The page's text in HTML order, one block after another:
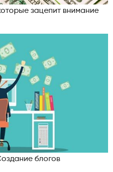
зацепит внимание
блогов